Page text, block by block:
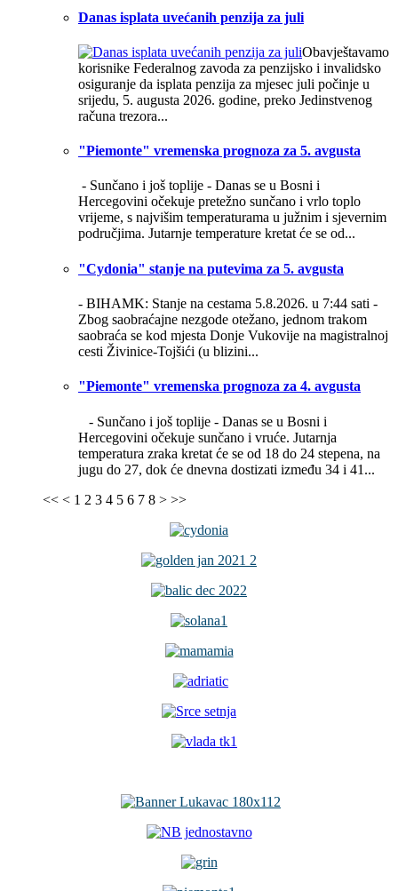
Danas isplata uvećanih penzija za juli
Obavještavamo
korisnike Federalnog zavoda za penzijsko i invalidsko
osiguranje da isplata penzija za mjesec juli počinje u
srijedu, 5. augusta 2026. godine, preko Jedinstvenog
računa trezora...
"Piemonte" vremenska prognoza za 5. avgusta
- Sunčano i još toplije - Danas se u Bosni i
Hercegovini očekuje pretežno sunčano i vrlo toplo
vrijeme, s najvišim temperaturama u južnim i sjevernim
područjima. Jutarnje temperature kretat će se od...
"Cydonia" stanje na putevima za 5. avgusta
- BIHAMK: Stanje na cestama 5.8.2026. u 7:44 sati -
Zbog saobraćajne nezgode otežano, jednom trakom
saobraća se kod mjesta Donje Vukovije na magistralnoj
cesti Živinice-Tojšići (u blizini...
"Piemonte" vremenska prognoza za 4. avgusta
- Sunčano i još toplije - Danas se u Bosni i
Hercegovini očekuje sunčano i vruće. Jutarnja
temperatura zraka kretat će se od 18 do 24 stepena, na
jugu do 27, dok će dnevna dostizati između 34 i 41...
<< < 1 2 3 4 5 6 7 8 > >>